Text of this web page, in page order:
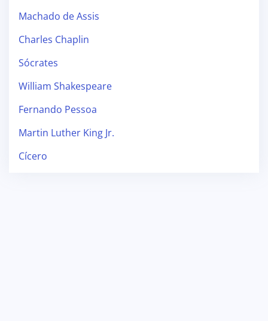
Machado de Assis
Charles Chaplin
Sócrates
William Shakespeare
Fernando Pessoa
Martin Luther King Jr.
Cícero